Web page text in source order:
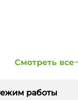
Смотреть все
работы